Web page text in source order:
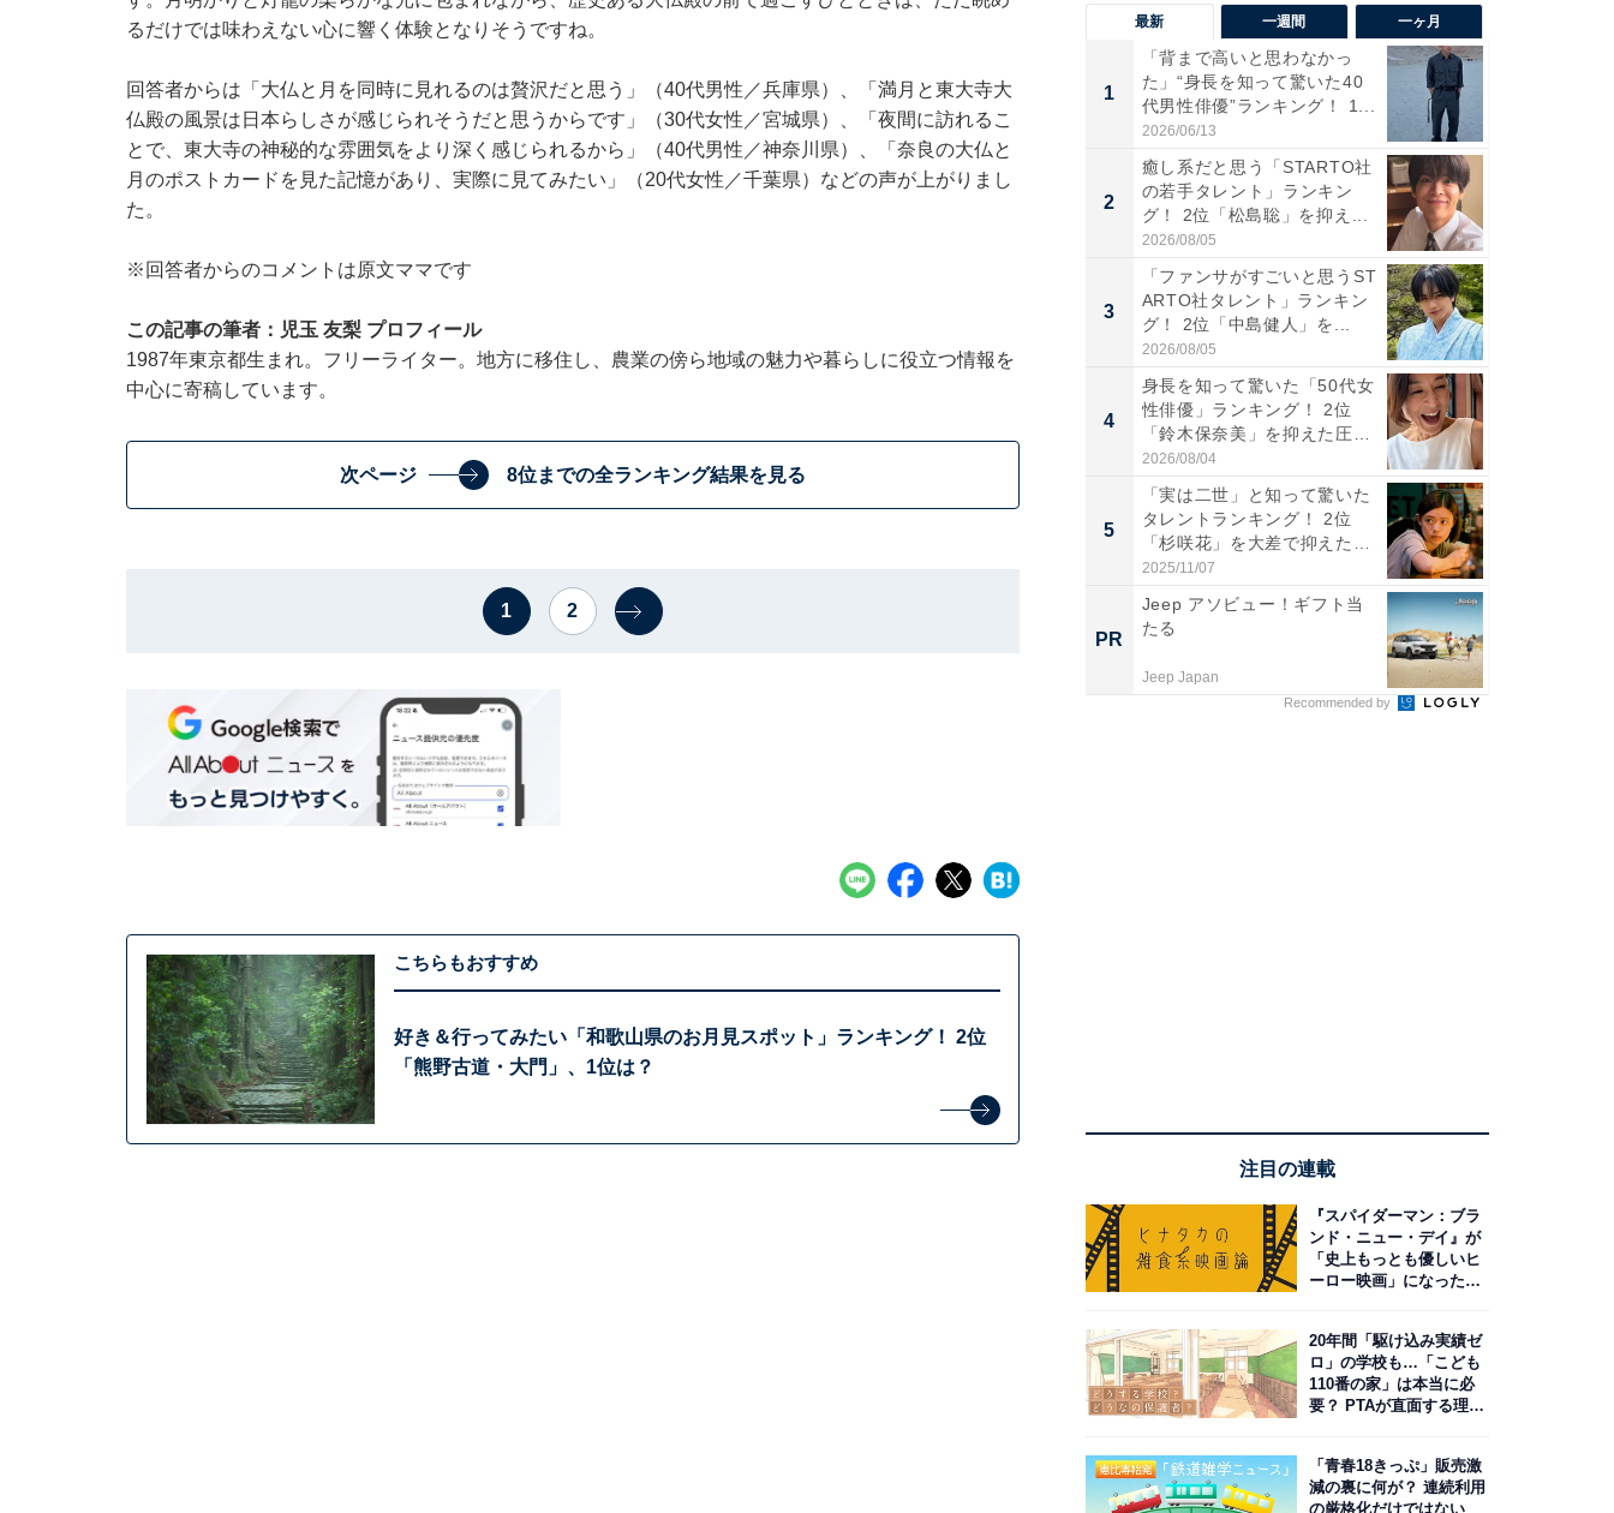
るだけでは味わえない心に響く体験となりそうですね。
回答者からは「大仏と月を同時に見れるのは贅沢だと思う」（40代男性／兵庫県）、「満月と東大寺大
仏殿の風景は日本らしさが感じられそうだと思うからです」（30代女性／宮城県）、「夜間に訪れるこ
とで、東大寺の神秘的な雰囲気をより深く感じられるから」（40代男性／神奈川県）、「奈良の大仏と
月のポストカードを見た記憶があり、実際に見てみたい」（20代女性／千葉県）などの声が上がりまし
た。
※回答者からのコメントは原文ママです
この記事の筆者：児玉 友梨 プロフィール
1987年東京都生まれ。フリーライター。地方に移住し、農業の傍ら地域の魅力や暮らしに役立つ情報を
中心に寄稿しています。
次ページ 8位までの全ランキング結果を見る
1 2
こちらもおすすめ
好き＆行ってみたい「和歌山県のお月見スポット」ランキング！ 2位
「熊野古道・大門」、1位は？
最新 一週間 一ヶ月
1
「背まで高いと思わなかっ
た」“身長を知って驚いた40
代男性俳優”ランキング！ 1...
2026/06/13
2
癒し系だと思う「STARTO社
の若手タレント」ランキン
グ！ 2位「松島聡」を抑え...
2026/08/05
3
「ファンサがすごいと思うST
ARTO社タレント」ランキン
グ！ 2位「中島健人」を...
2026/08/05
4
身長を知って驚いた「50代女
性俳優」ランキング！ 2位
「鈴木保奈美」を抑えた圧
倒...
2026/08/04
5
「実は二世」と知って驚いた
タレントランキング！ 2位
「杉咲花」を大差で抑えた1
位...
2025/11/07
PR
Jeep アソビュー！ギフト当
たる
Jeep Japan
Recommended by
注目の連載
『スパイダーマン：ブラ
ンド・ニュー・デイ』が
「史上もっとも優しいヒ
ーロー映画」になった理
20年間「駆け込み実績ゼ
ロ」の学校も…「こども
110番の家」は本当に必
要？ PTAが直面する理想
「青春18きっぷ」販売激
減の裏に何が？ 連続利用
の厳格化だけではない